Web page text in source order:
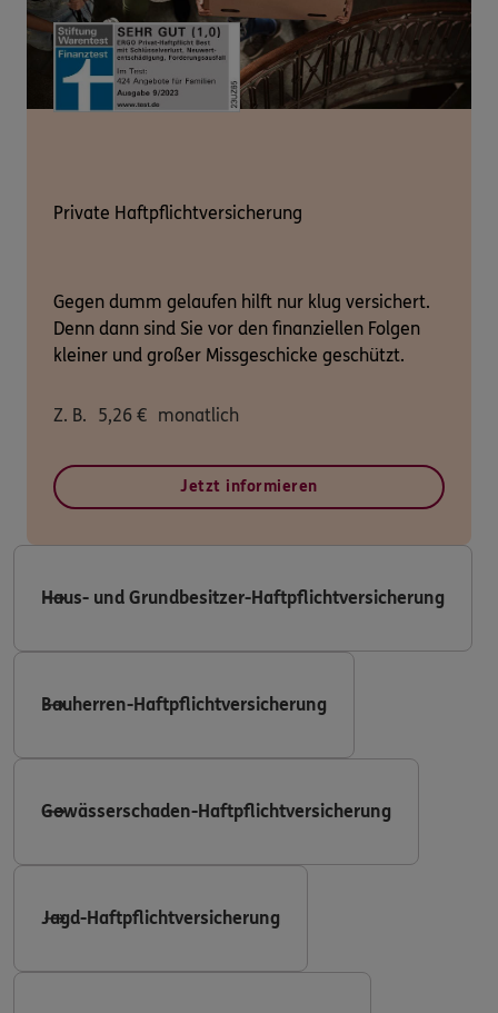
Private Haftpflichtversicherung
Gegen dumm gelaufen hilft nur klug versichert.
Denn dann sind Sie vor den finanziellen Folgen
kleiner und großer Missgeschicke geschützt.
Z. B. 5,26 € monatlich
Jetzt informieren
Haus- und Grundbesitzer-Haftpflichtversicherung
Bauherren-Haftpflichtversicherung
Gewässerschaden-Haftpflichtversicherung
Jagd-Haftpflichtversicherung